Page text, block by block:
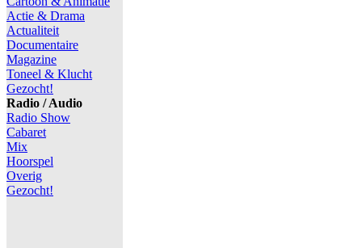
Actie & Drama
Actualiteit
Documentaire
Magazine
Toneel & Klucht
Gezocht!
Radio / Audio
Radio Show
Cabaret
Mix
Hoorspel
Overig
Gezocht!